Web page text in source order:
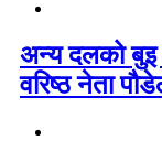
अन्य दलको बुइ
वरिष्ठ नेता